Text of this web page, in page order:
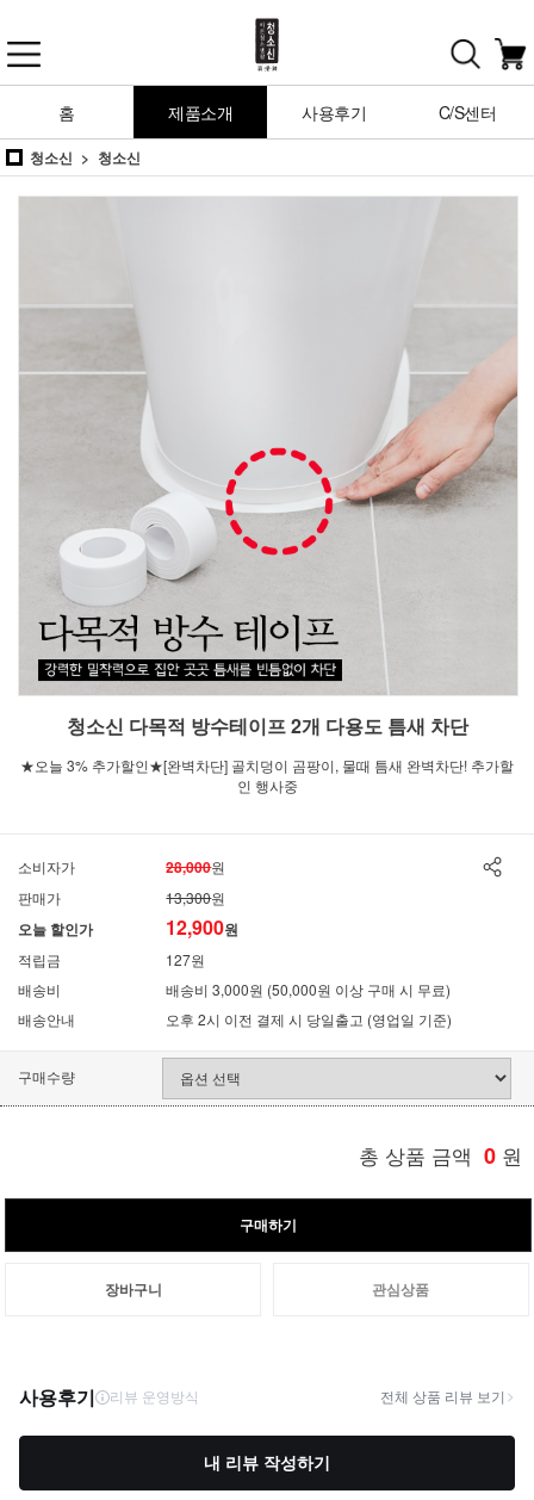
홈 제품소개 사용후기 C/S센터
청소신 청소신
청소신 다목적 방수테이프 2개 다용도 틈새 차단
★오늘 3% 추가할인★[완벽차단] 골치덩이 곰팡이, 물때 틈새 완벽차단! 추가할
인 행사중
소비자가 28,000원
판매가
13,300원
오늘 할인가 12,900원
적립금
127원
배송비
배송비 3,000원 (50,000원 이상 구매 시 무료)
배송안내
오후 2시 이전 결제 시 당일출고 (영업일 기준)
구매수량
총 상품 금액 0 원
구매하기
장바구니 관심상품